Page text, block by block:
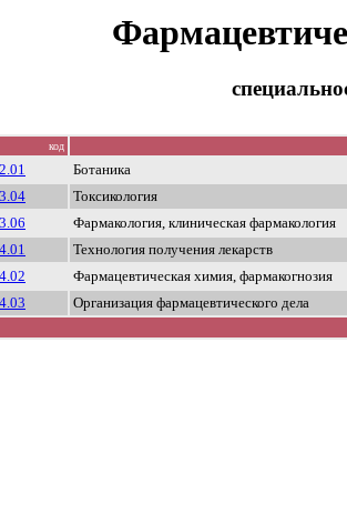
код
Ботаника
Токсикология
Фармакология, клиническая фармакология
Технология получения лекарств
Фармацевтическая химия, фармакогнозия
Организация фармацевтического дела